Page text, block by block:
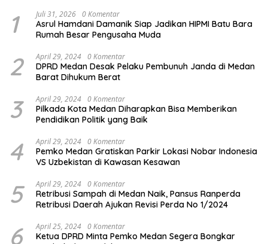
1 Juli 31, 2026 0 Komentar
Asrul Hamdani Damanik Siap Jadikan HIPMI Batu Bara
Rumah Besar Pengusaha Muda
2 April 29, 2024 0 Komentar
DPRD Medan Desak Pelaku Pembunuh Janda di Medan
Barat Dihukum Berat
3 April 29, 2024 0 Komentar
Pilkada Kota Medan Diharapkan Bisa Memberikan
Pendidikan Politik yang Baik
4 April 29, 2024 0 Komentar
Pemko Medan Gratiskan Parkir Lokasi Nobar Indonesia
VS Uzbekistan di Kawasan Kesawan
5 April 29, 2024 0 Komentar
Retribusi Sampah di Medan Naik, Pansus Ranperda
Retribusi Daerah Ajukan Revisi Perda No 1/2024
6 April 25, 2024 0 Komentar
Ketua DPRD Minta Pemko Medan Segera Bongkar